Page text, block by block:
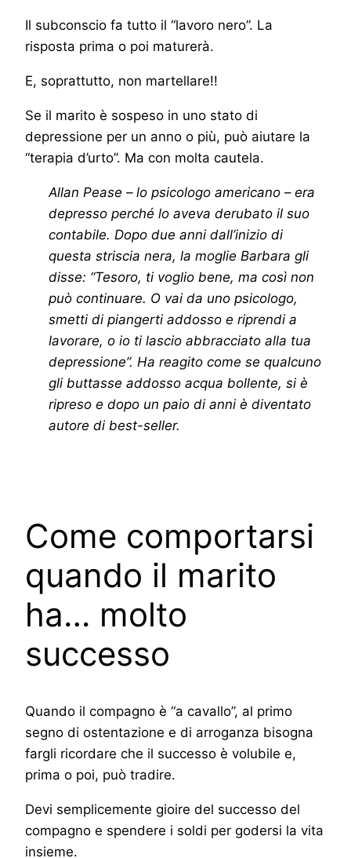
Il subconscio fa tutto il “lavoro nero”. La
risposta prima o poi maturerà.
E, soprattutto, non martellare!!
Se il marito è sospeso in uno stato di
depressione per un anno o più, può aiutare la
“terapia d’urto”. Ma con molta cautela.
Allan Pease – lo psicologo americano – era
depresso perché lo aveva derubato il suo
contabile. Dopo due anni dall’inizio di
questa striscia nera, la moglie Barbara gli
disse: “Tesoro, ti voglio bene, ma così non
può continuare. O vai da uno psicologo,
smetti di piangerti addosso e riprendi a
lavorare, o io ti lascio abbracciato alla tua
depressione”. Ha reagito come se qualcuno
gli buttasse addosso acqua bollente, si è
ripreso e dopo un paio di anni è diventato
autore di best-seller.
Come comportarsi
quando il marito
ha… molto
successo
Quando il compagno è “a cavallo”, al primo
segno di ostentazione e di arroganza bisogna
fargli ricordare che il successo è volubile e,
prima o poi, può tradire.
Devi semplicemente gioire del successo del
compagno e spendere i soldi per godersi la vita
insieme.